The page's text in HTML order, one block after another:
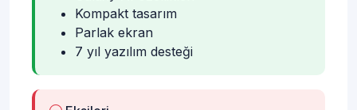
Kompakt tasarım
Parlak ekran
7 yıl yazılım desteği